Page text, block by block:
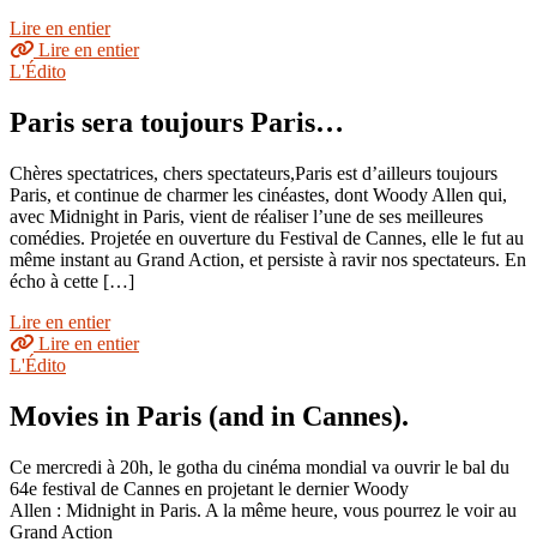
Lire en entier
Lire en entier
L'Édito
Paris sera toujours Paris…
Chères spectatrices, chers spectateurs,Paris est d’ailleurs toujours
Paris, et continue de charmer les cinéastes, dont Woody Allen qui,
avec Midnight in Paris, vient de réaliser l’une de ses meilleures
comédies. Projetée en ouverture du Festival de Cannes, elle le fut au
même instant au Grand Action, et persiste à ravir nos spectateurs. En
écho à cette […]
Lire en entier
Lire en entier
L'Édito
Movies in Paris (and in Cannes).
Ce mercredi à 20h, le gotha du cinéma mondial va ouvrir le bal du
64e festival de Cannes en projetant le dernier Woody
Allen : Midnight in Paris. A la même heure, vous pourrez le voir au
Grand Action